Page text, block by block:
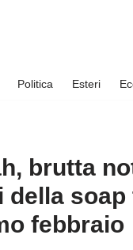
Politica Esteri
brutta
della
febbraio